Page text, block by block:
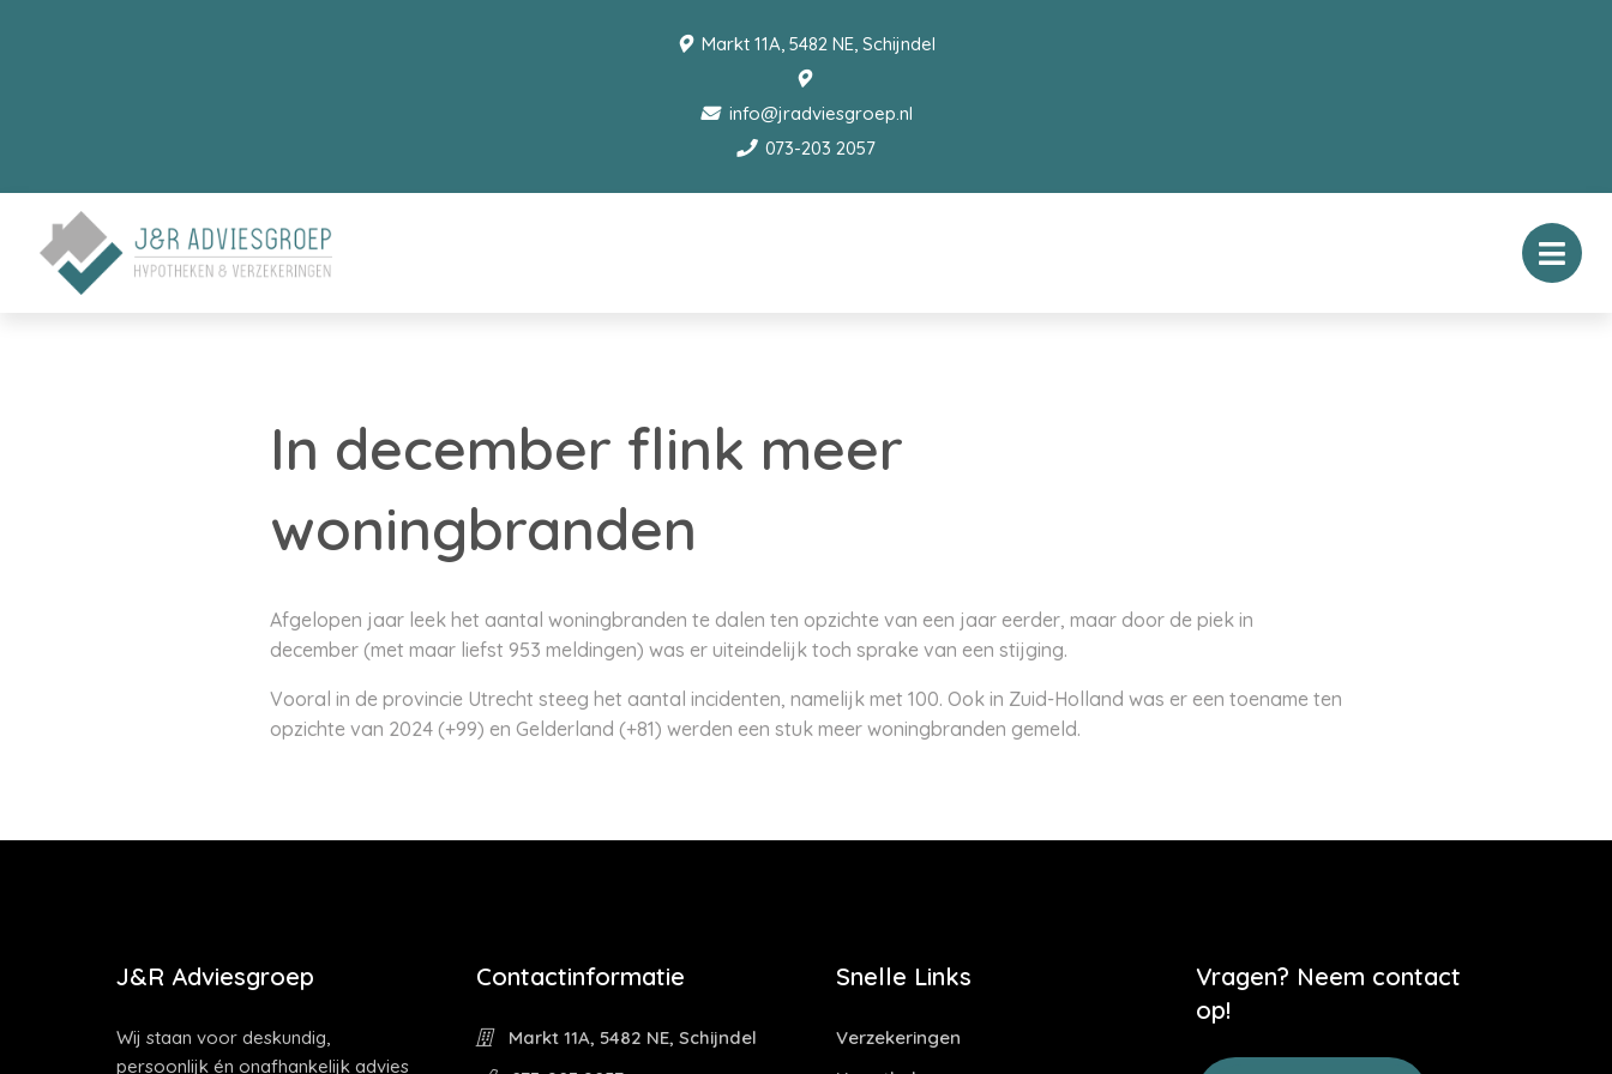
Markt 11A, 5482 NE, Schijndel
info@jradviesgroep.nl
073-203 2057
In december flink meer
woningbranden
Afgelopen jaar leek het aantal woningbranden te dalen ten opzichte van een jaar eerder, maar door de piek in
december (met maar liefst 953 meldingen) was er uiteindelijk toch sprake van een stijging.
Vooral in de provincie Utrecht steeg het aantal incidenten, namelijk met 100. Ook in Zuid-Holland was er een toename ten
opzichte van 2024 (+99) en Gelderland (+81) werden een stuk meer woningbranden gemeld.
J&R Adviesgroep
Wij staan voor deskundig,
persoonlijk én onafhankelijk advies
Contactinformatie
Markt 11A, 5482 NE, Schijndel
Snelle Links
Verzekeringen
Vragen? Neem contact
op!